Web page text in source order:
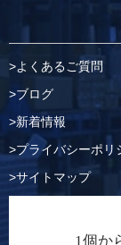
よくあるご質問
ブログ
新着情報
プライバシーポリ
サイトマップ
1個か